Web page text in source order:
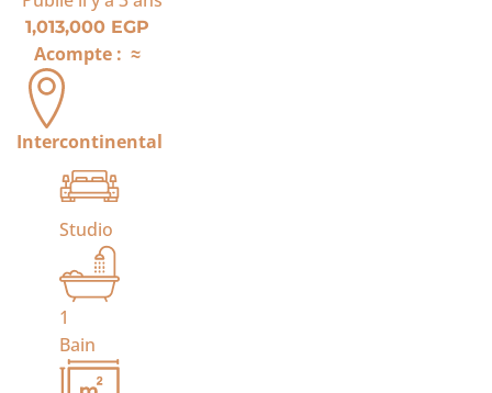
1,013,000 EGP
Acompte : ≈
Intercontinental
Studio
1
Bain